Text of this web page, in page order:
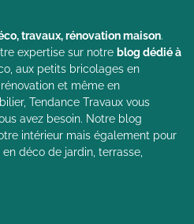
travaux, rénovation maison.
expertise sur notre blog dédié à
aux petits bricolages en
et même en
Tendance Travaux vous
avez besoin. Notre blog
intérieur mais également pour
déco de jardin, terrasse,